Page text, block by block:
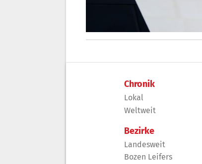
Chronik
Lokal
Weltweit
Bezirke
Landesweit
Bozen Leifers